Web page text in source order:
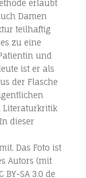
erlaubt
Damen
teilhaftig
zu eine
und
ist er als
der Flasche
Literaturkritik
dieser
Das Foto ist
Autors (mit
SA 3.0 de